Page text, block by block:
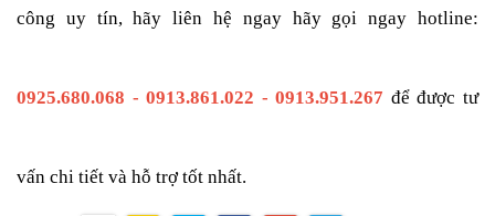
0925.680.068 - 0913.861.022 - 0913.951.267 để được tư
vấn chi tiết và hỗ trợ tốt nhất.